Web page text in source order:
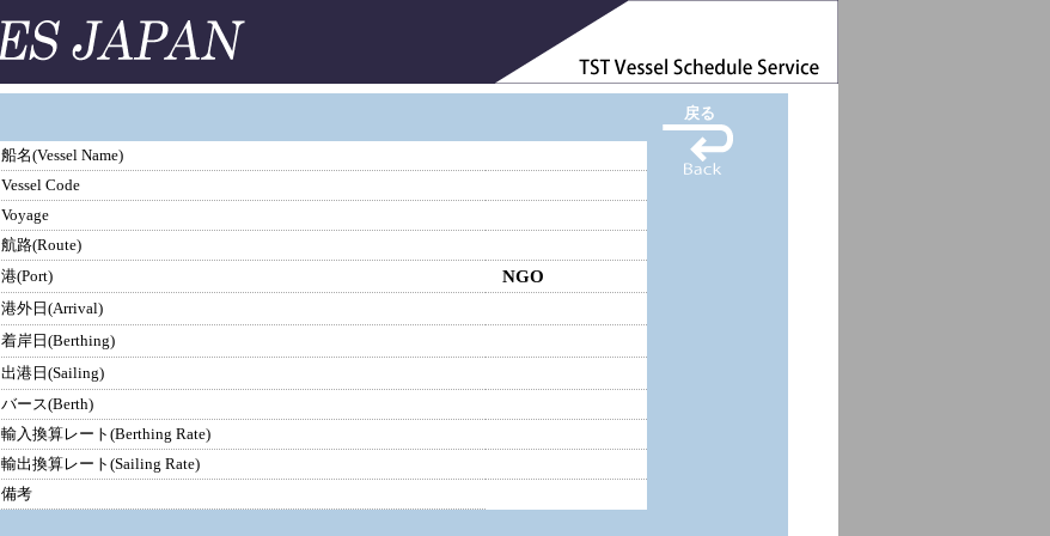
戻る
船名(Vessel Name)
Vessel Code
Voyage
航路(Route)
港(Port)
NGO
港外日(Arrival)
着岸日(Berthing)
出港日(Sailing)
バース(Berth)
輸入換算レート(Berthing Rate)
輸出換算レート(Sailing Rate)
備考